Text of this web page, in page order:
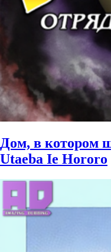
Дом, в котором
Utaeba Ie Hororo